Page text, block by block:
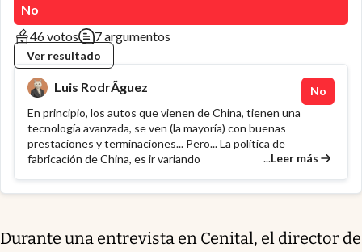
No
46 votos
7 argumentos
Ver resultado
Luis RodrÃ­guez
No
En principio, los autos que vienen de China, tienen una
tecnología avanzada, se ven (la mayoría) con buenas
prestaciones y terminaciones... Pero... La política de
fabricación de China, es ir variando
...Leer más
Durante una entrevista en Cenital, el director de